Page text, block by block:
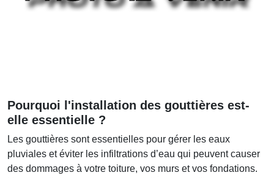
Pourquoi l'installation des gouttières est-
elle essentielle ?
Les gouttières sont essentielles pour gérer les eaux
pluviales et éviter les infiltrations d’eau qui peuvent causer
des dommages à votre toiture, vos murs et vos fondations.